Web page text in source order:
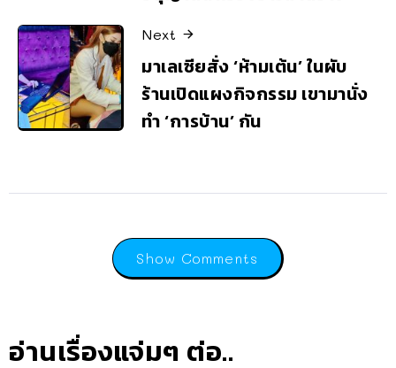
Next
มาเลเซียสั่ง ‘ห้ามเต้น’ ในผับ
ร้านเปิดแผงกิจกรรม เขามานั่ง
ทำ ‘การบ้าน’ กัน
Show Comments
อ่านเรื่องแจ่มๆ ต่อ..